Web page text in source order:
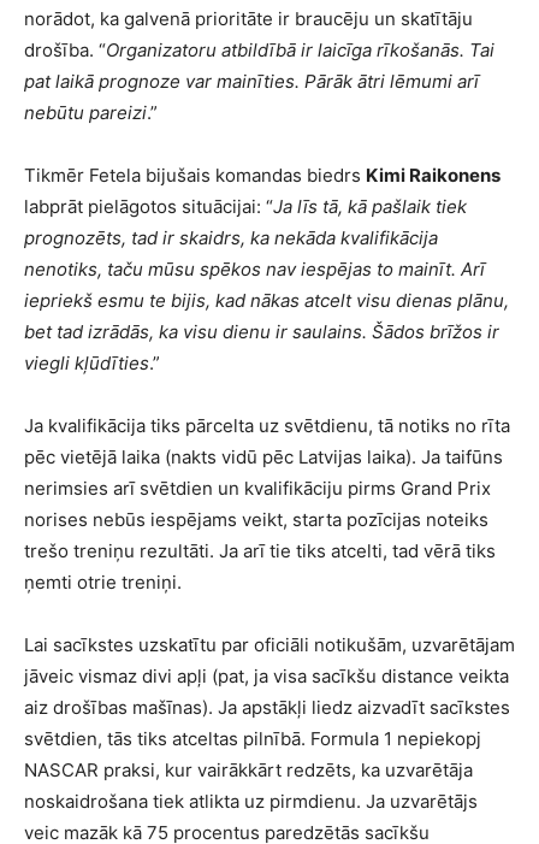
norādot, ka galvenā prioritāte ir braucēju un skatītāju
drošība. “Organizatoru atbildībā ir laicīga rīkošanās. Tai
pat laikā prognoze var mainīties. Pārāk ātri lēmumi arī
nebūtu pareizi.”
Tikmēr Fetela bijušais komandas biedrs Kimi Raikonens
labprāt pielāgotos situācijai: “Ja līs tā, kā pašlaik tiek
prognozēts, tad ir skaidrs, ka nekāda kvalifikācija
nenotiks, taču mūsu spēkos nav iespējas to mainīt. Arī
iepriekš esmu te bijis, kad nākas atcelt visu dienas plānu,
bet tad izrādās, ka visu dienu ir saulains. Šādos brīžos ir
viegli kļūdīties.”
Ja kvalifikācija tiks pārcelta uz svētdienu, tā notiks no rīta
pēc vietējā laika (nakts vidū pēc Latvijas laika). Ja taifūns
nerimsies arī svētdien un kvalifikāciju pirms Grand Prix
norises nebūs iespējams veikt, starta pozīcijas noteiks
trešo treniņu rezultāti. Ja arī tie tiks atcelti, tad vērā tiks
ņemti otrie treniņi.
Lai sacīkstes uzskatītu par oficiāli notikušām, uzvarētājam
jāveic vismaz divi apļi (pat, ja visa sacīkšu distance veikta
aiz drošības mašīnas). Ja apstākļi liedz aizvadīt sacīkstes
svētdien, tās tiks atceltas pilnībā. Formula 1 nepiekopj
NASCAR praksi, kur vairākkārt redzēts, ka uzvarētāja
noskaidrošana tiek atlikta uz pirmdienu. Ja uzvarētājs
veic mazāk kā 75 procentus paredzētās sacīkšu